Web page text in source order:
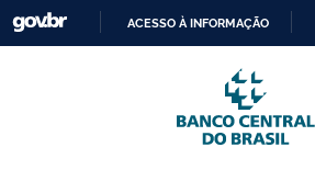
Skip to main content
PARA
O
CONTEÚDO
ACESSO À INFORMAÇÃO